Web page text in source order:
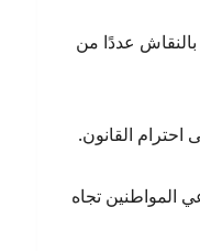
عددًا من
احترام القانون.
المواطنين تجاه